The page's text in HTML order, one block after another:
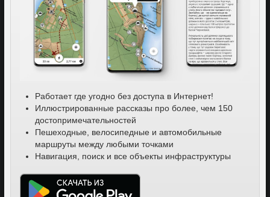
Работает где угодно без доступа в Интернет!
Иллюстрированные рассказы про более, чем 150
достопримечательностей
Пешеходные, велосипедные и автомобильные
маршруты между любыми точками
Навигация, поиск и все объекты инфраструктуры